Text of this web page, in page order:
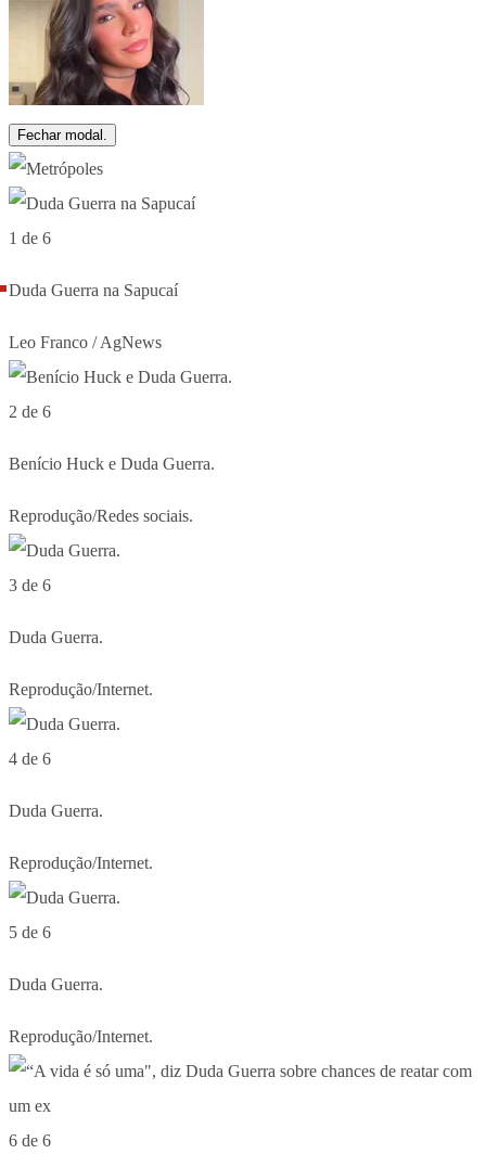
Fechar modal.
1 de 6
Duda Guerra na Sapucaí
Leo Franco / AgNews
2 de 6
Benício Huck e Duda Guerra.
Reprodução/Redes sociais.
3 de 6
Duda Guerra.
Reprodução/Internet.
4 de 6
Duda Guerra.
Reprodução/Internet.
5 de 6
Duda Guerra.
Reprodução/Internet.
6 de 6